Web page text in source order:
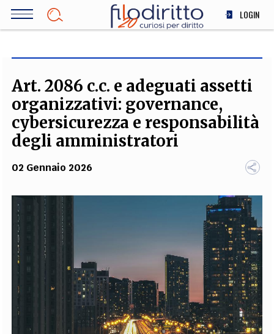
Salta
LOGIN
SOCIETÀ
MEDICINA
SCIENZA
STORIA E FILOSOFIA
FILODIRITTO AUTORI
CURATORI
COLLABORA CON NOI
EXTRA
CODICI RUBRICHE LIBRI PROCEEDINGS PUBBLICITÀ CONTATTI
Art. 2086 c.c. e adeguati assetti
organizzativi: governance,
cybersicurezza e responsabilità
degli amministratori
02 Gennaio 2026